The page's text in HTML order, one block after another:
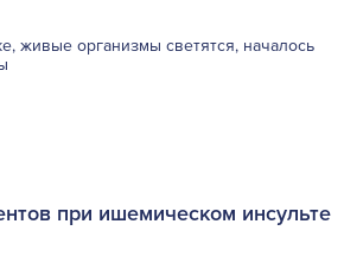
живые организмы светятся, началось
при ишемическом инсульте